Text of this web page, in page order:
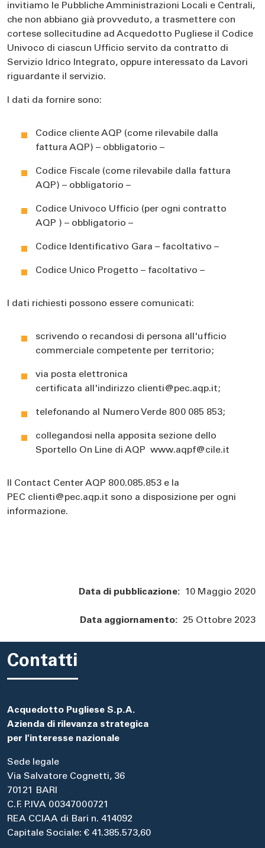
invitiamo le Pubbliche Amministrazioni Locali e Centrali,
che non abbiano già provveduto, a trasmettere con
cortese sollecitudine ad Acquedotto Pugliese il Codice
Univoco di ciascun Ufficio servito da contratto di
Servizio Idrico Integrato, oppure interessato da Lavori
riguardante il servizio.
I dati da fornire sono:
Codice cliente AQP (come rilevabile dalla
fattura AQP) – obbligatorio –
Codice Fiscale (come rilevabile dalla fattura
AQP) – obbligatorio –
Codice Univoco Ufficio (per ogni contratto
AQP ) – obbligatorio –
Codice Identificativo Gara – facoltativo –
Codice Unico Progetto – facoltativo –
I dati richiesti possono essere comunicati:
scrivendo o recandosi di persona all'ufficio
commerciale competente per territorio;
via posta elettronica
certificata all'indirizzo clienti@pec.aqp.it;
telefonando al Numero Verde 800 085 853;
collegandosi nella apposita sezione dello
Sportello On Line di AQP www.aqpf@cile.it
Il Contact Center AQP 800.085.853 e la
PEC clienti@pec.aqp.it sono a disposizione per ogni
informazione.
Data di pubblicazione: 10 Maggio 2020
Data aggiornamento: 25 Ottobre 2023
Contatti
Acquedotto Pugliese S.p.A.
Azienda di rilevanza strategica
per l'interesse nazionale
Sede legale
Via Salvatore Cognetti, 36
70121 BARI
C.F. P.IVA 00347000721
REA CCIAA di Bari n. 414092
Capitale Sociale: € 41.385.573,60